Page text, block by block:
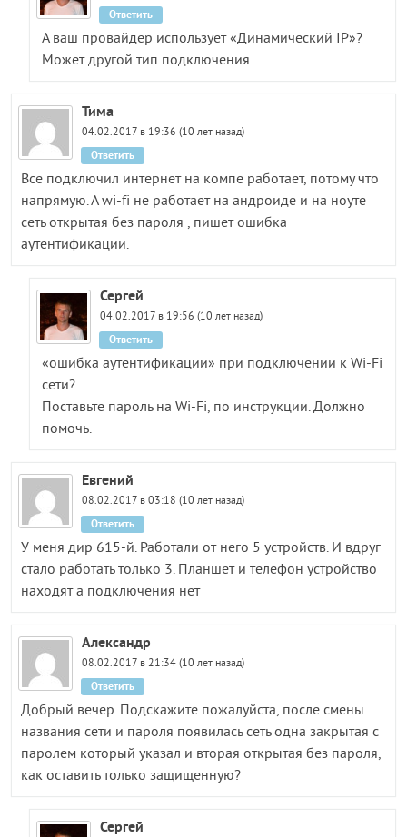
А ваш провайдер использует «Динамический IP»?
Может другой тип подключения.
Ответить
Тима
04.02.2017 в 19:36 (10 лет назад)
Все подключил интернет на компе работает, потому что
напрямую. А wi-fi не работает на андроиде и на ноуте
сеть открытая без пароля , пишет ошибка
аутентификации.
Ответить
Сергей
04.02.2017 в 19:56 (10 лет назад)
«ошибка аутентификации» при подключении к Wi-Fi
сети?
Поставьте пароль на Wi-Fi, по инструкции. Должно
помочь.
Ответить
Евгений
08.02.2017 в 03:18 (10 лет назад)
У меня дир 615-й. Работали от него 5 устройств. И вдруг
стало работать только 3. Планшет и телефон устройство
находят а подключения нет
Ответить
Александр
08.02.2017 в 21:34 (10 лет назад)
Добрый вечер. Подскажите пожалуйста, после смены
названия сети и пароля появилась сеть одна закрытая с
паролем который указал и вторая открытая без пароля,
как оставить только защищенную?
Ответить
Сергей